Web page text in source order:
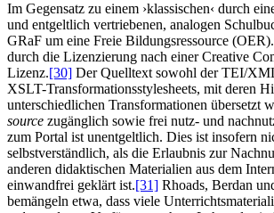
Im Gegensatz zu einem ›klassischen‹ durch
und entgeltlich vertriebenen, analogen
GRaF um eine Freie Bildungsressource (OER).
durch die Lizenzierung nach einer Creative
Lizenz.[30] Der Quelltext sowohl der TEI/
XSLT-Transformationsstylesheets, mit deren
unterschiedlichen Transformationen übersetzt
source zugänglich sowie frei nutz- und
zum Portal ist unentgeltlich. Dies ist insofern
selbstverständlich, als die Erlaubnis zur
anderen didaktischen Materialien aus dem
einwandfrei geklärt ist.[31] Rhoads, Berdan
bemängeln etwa, dass viele